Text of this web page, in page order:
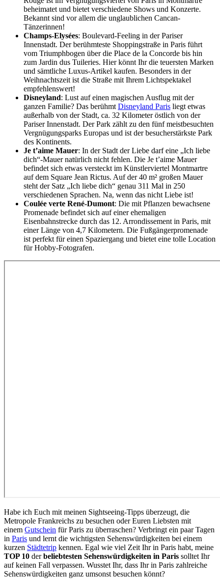
beheimatet und bietet verschiedene Shows und Konzerte.
Bekannt sind vor allem die unglaublichen Cancan-
Tänzerinnen!
Champs-Elysées: Boulevard-Feeling in der Pariser
Innenstadt. Der berühmteste Shoppingstraße in Paris führt
vom Triumphbogen über die Place de la Concorde bis hin
zum Jardin dus Tuileries. Hier könnt Ihr die teuersten Marken
und sämtliche Luxus-Artikel kaufen. Besonders in der
Weihnachtszeit ist die Straße mit Ihrem Lichtspektakel
empfehlenswert!
Disneyland: Lust auf einen magischen Ausflug mit der
ganzen Familie? Das berühmt Disneyland Paris liegt etwas
außerhalb von der Stadt, ca. 32 Kilometer östlich von der
Pariser Innenstadt. Der Park zählt zu den fünf meistbesuchten
Vergnügungsparks Europas und ist der besucherstärkste Park
des Kontinents.
Je t’aime Mauer: In der Stadt der Liebe darf eine „Ich liebe
dich“-Mauer natürlich nicht fehlen. Die Je t’aime Mauer
befindet sich etwas versteckt im Künstlerviertel Montmartre
auf dem Square Jean Rictus. Auf der 40 m² großen Mauer
steht der Satz „Ich liebe dich“ genau 311 Mal in 250
verschiedenen Sprachen. Na, wenn das nicht Liebe ist!
Coulée verte René-Dumont: Die mit Pflanzen bewachsene
Promenade befindet sich auf einer ehemaligen
Eisenbahnstrecke durch das 12. Arrondissement in Paris, mit
einer Länge von 4,7 Kilometern. Die Fußgängerpromenade
ist perfekt für einen Spaziergang und bietet eine tolle Location
für Hobby-Fotografen.
Habe ich Euch mit meinen Sightseeing-Tipps überzeugt, die
Metropole Frankreichs zu besuchen oder Euren Liebsten mit
einem Gutschein für Paris zu überraschen? Verbringt ein paar Tagen
in Paris und lernt die wichtigsten Sehenswürdigkeiten bei einem
kurzen Städtetrip kennen. Egal wie viel Zeit Ihr in Paris habt, meine
TOP 10 derbeliebtesten Sehenswürdigkeiten in Paris solltet Ihr
auf keinen Fall verpassen. Wusstet Ihr, dass Ihr in Paris zahlreiche
Sehenswürdigkeiten ganz umsonst besuchen könnt?